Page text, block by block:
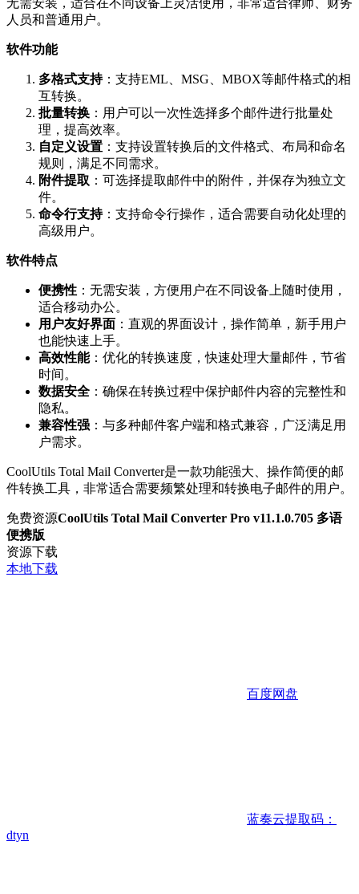
人员和普通用户。
软件功能
多格式支持：支持EML、MSG、MBOX等邮件格式的相
互转换。
批量转换 ：用户可以一次性选择多个邮件进行批量处
理，提高效率。
自定义设置 ：支持设置转换后的文件格式、布局和命名
规则，满足不同需求。
附件提取 ：可选择提取邮件中的附件，并保存为独立文
件。
命令行支持：支持命令行操作，适合需要自动化处理的
高级用户。
软件特点
便携性 ：无需安装，方便用户在不同设备上随时使用，
适合移动办公。
用户友好界面 ：直观的界面设计，操作简单，新手用户
也能快速上手。
高效性能：优化的转换速度，快速处理大量邮件，节省
时间。
数据安全 ：确保在转换过程中保护邮件内容的完整性和
隐私。
兼容性强 ：与多种邮件客户端和格式兼容，广泛满足用
户需求。
CoolUtils Total Mail Converter是一款功能强大、操作简便的邮
件转换工具，非常适合需要频繁处理和转换电子邮件的用户。
免费资源CoolUtils Total Mail Converter Pro v11.1.0.705 多语
便携版
资源下载
本地下载
百度网盘
蓝奏云提取码：
dtyn